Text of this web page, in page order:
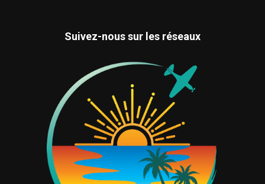
Suivez-nous sur les réseaux